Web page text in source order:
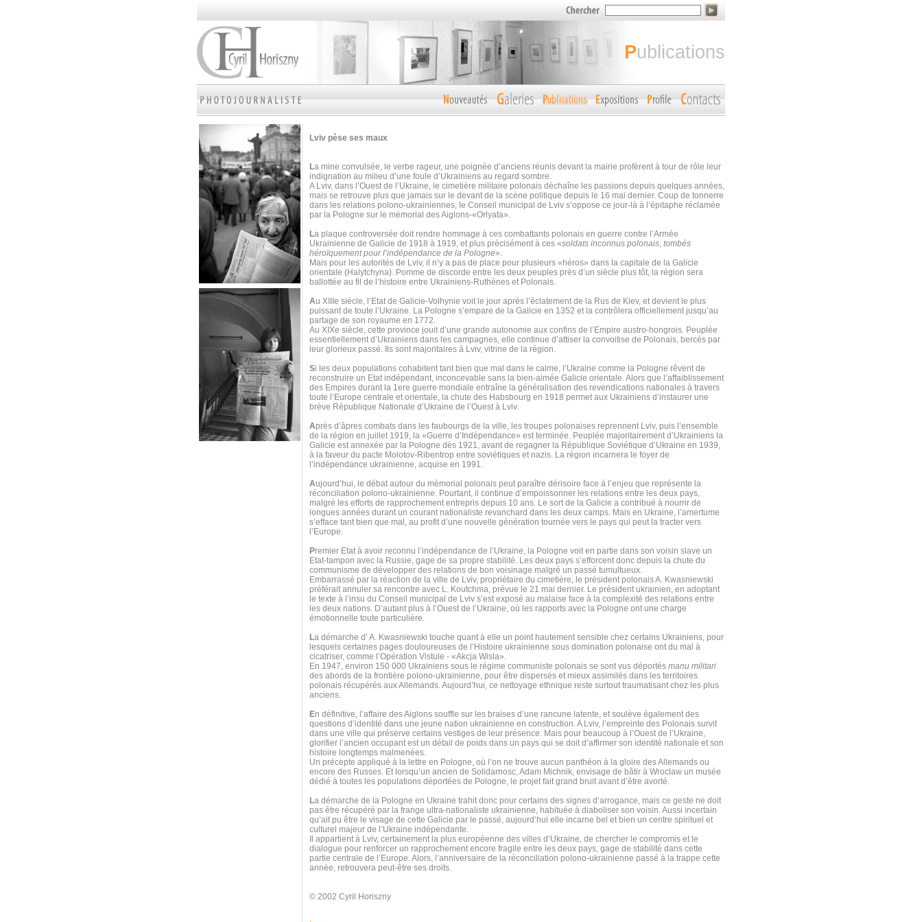
publications
Lviv pèse ses maux
La mine convulsée, le verbe rageur, une poignée d’anciens réunis devant la mairie profèrent à tour de rôle leur
indignation au milieu d’une foule d’Ukrainiens au regard sombre.
A Lviv, dans l’Ouest de l’Ukraine, le cimetière militaire polonais déchaîne les passions depuis quelques années,
mais se retrouve plus que jamais sur le devant de la scène politique depuis le 16 mai dernier. Coup de tonnerre
dans les relations polono-ukrainiennes, le Conseil municipal de Lviv s’oppose ce jour-là à l’épitaphe réclamée
par la Pologne sur le mémorial des Aiglons-«Orlyata».
La plaque controversée doit rendre hommage à ces combattants polonais en guerre contre l’Armée
Ukrainienne de Galicie de 1918 à 1919, et plus précisément à ces «soldats inconnus polonais, tombés
héroïquement pour l’indépendance de la Pologne».
Mais pour les autorités de Lviv, il n’y a pas de place pour plusieurs «héros» dans la capitale de la Galicie
orientale (Halytchyna). Pomme de discorde entre les deux peuples près d’un siècle plus tôt, la région sera
ballottée au fil de l’histoire entre Ukrainiens-Ruthènes et Polonais.
Au XIIIe siècle, l’Etat de Galicie-Volhynie voit le jour après l’éclatement de la Rus de Kiev, et devient le plus
puissant de toute l’Ukraine. La Pologne s’empare de la Galicie en 1352 et la contrôlera officiellement jusqu’au
partage de son royaume en 1772.
Au XIXe siècle, cette province jouit d’une grande autonomie aux confins de l’Empire austro-hongrois. Peuplée
essentiellement d’Ukrainiens dans les campagnes, elle continue d’attiser la convoitise de Polonais, bercés par
leur glorieux passé. Ils sont majoritaires à Lviv, vitrine de la région.
Si les deux populations cohabitent tant bien que mal dans le calme, l’Ukraine comme la Pologne rêvent de
reconstruire un Etat indépendant, inconcevable sans la bien-aimée Galicie orientale. Alors que l’affaiblissement
des Empires durant la 1ere guerre mondiale entraîne la généralisation des revendications nationales à travers
toute l’Europe centrale et orientale, la chute des Habsbourg en 1918 permet aux Ukrainiens d’instaurer une
brève République Nationale d’Ukraine de l’Ouest à Lviv.
Après d’âpres combats dans les faubourgs de la ville, les troupes polonaises reprennent Lviv, puis l’ensemble
de la région en juillet 1919, la «Guerre d’Indépendance» est terminée. Peuplée majoritairement d’Ukrainiens la
Galicie est annexée par la Pologne dès 1921, avant de regagner la République Soviétique d’Ukraine en 1939,
à la faveur du pacte Molotov-Ribentrop entre soviétiques et nazis. La région incarnera le foyer de
l’indépendance ukrainienne, acquise en 1991.
Aujourd’hui, le débat autour du mémorial polonais peut paraître dérisoire face à l’enjeu que représente la
réconciliation polono-ukrainienne. Pourtant, il continue d’empoissonner les relations entre les deux pays,
malgré les efforts de rapprochement entrepris depuis 10 ans. Le sort de la Galicie a contribué à nourrir de
longues années durant un courant nationaliste revanchard dans les deux camps. Mais en Ukraine, l’amertume
s’efface tant bien que mal, au profit d’une nouvelle génération tournée vers le pays qui peut la tracter vers
l’Europe.
Premier Etat à avoir reconnu l’indépendance de l’Ukraine, la Pologne voit en partie dans son voisin slave un
Etat-tampon avec la Russie, gage de sa propre stabilité. Les deux pays s’efforcent donc depuis la chute du
communisme de développer des relations de bon voisinage malgré un passé tumultueux.
Embarrassé par la réaction de la ville de Lviv, propriétaire du cimetière, le président polonais A. Kwasniewski
préférait annuler sa rencontre avec L. Koutchma, prévue le 21 mai dernier. Le président ukrainien, en adoptant
le texte à l’insu du Conseil municipal de Lviv s’est exposé au malaise face à la complexité des relations entre
les deux nations. D’autant plus à l’Ouest de l’Ukraine, où les rapports avec la Pologne ont une charge
émotionnelle toute particulière.
La démarche d’ A. Kwasniewski touche quant à elle un point hautement sensible chez certains Ukrainiens, pour
lesquels certaines pages douloureuses de l’Histoire ukrainienne sous domination polonaise ont du mal à
cicatriser, comme l’Opération Vistule - «Akcja Wisla».
En 1947, environ 150 000 Ukrainiens sous le régime communiste polonais se sont vus déportés manu militari
des abords de la frontière polono-ukrainienne, pour être dispersés et mieux assimilés dans les territoires
polonais récupérés aux Allemands. Aujourd’hui, ce nettoyage ethnique reste surtout traumatisant chez les plus
anciens.
En définitive, l’affaire des Aiglons souffle sur les braises d’une rancune latente, et soulève également des
questions d’identité dans une jeune nation ukrainienne en construction. A Lviv, l’empreinte des Polonais survit
dans une ville qui préserve certains vestiges de leur présence. Mais pour beaucoup à l’Ouest de l’Ukraine,
glorifier l’ancien occupant est un détail de poids dans un pays qui se doit d’affirmer son identité nationale et son
histoire longtemps malmenées.
Un précepte appliqué à la lettre en Pologne, où l’on ne trouve aucun panthéon à la gloire des Allemands ou
encore des Russes. Et lorsqu’un ancien de Solidarnosc, Adam Michnik, envisage de bâtir à Wroclaw un musée
dédié à toutes les populations déportées de Pologne, le projet fait grand bruit avant d’être avorté.
La démarche de la Pologne en Ukraine trahit donc pour certains des signes d’arrogance, mais ce geste ne doit
pas être récupéré par la frange ultra-nationaliste ukrainienne, habituée à diaboliser son voisin. Aussi incertain
qu’ait pu être le visage de cette Galicie par le passé, aujourd’hui elle incarne bel et bien un centre spirituel et
culturel majeur de l’Ukraine indépendante.
Il appartient à Lviv, certainement la plus européenne des villes d’Ukraine, de chercher le compromis et le
dialogue pour renforcer un rapprochement encore fragile entre les deux pays, gage de stabilité dans cette
partie centrale de l’Europe. Alors, l’anniversaire de la réconciliation polono-ukrainienne passé à la trappe cette
année, retrouvera peut-être ses droits.
© 2002 Cyril Horiszny